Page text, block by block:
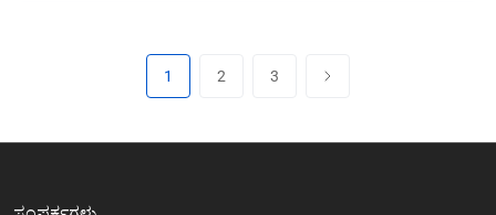
1 2 3